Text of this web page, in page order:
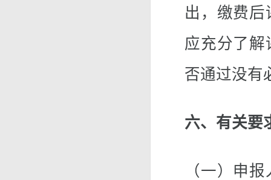
出，缴费
应充分了
否通过没有
六、有关要
（一）申